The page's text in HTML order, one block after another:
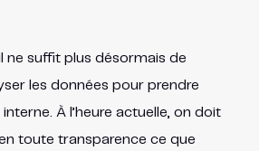
ne suffit plus désormais de
les données pour prendre
À l’heure actuelle, on doit
toute transparence ce que